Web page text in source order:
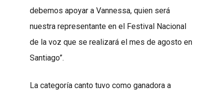
debemos apoyar a Vannessa, quien será
nuestra representante en el Festival Nacional
de la voz que se realizará el mes de agosto en
Santiago”.
La categoría canto tuvo como ganadora a